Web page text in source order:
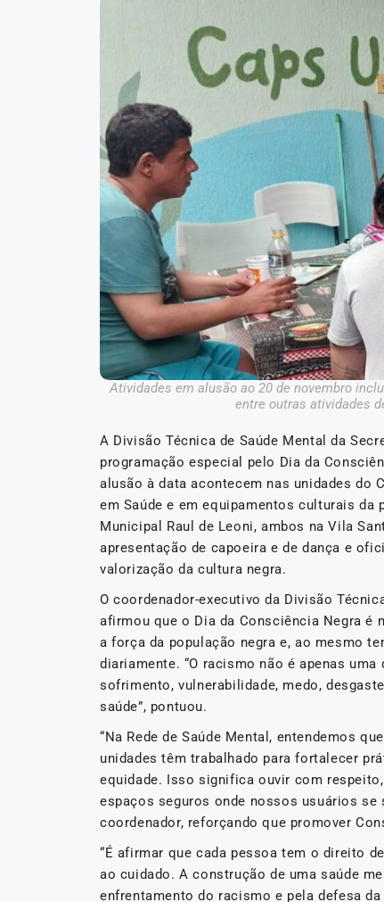
Atividades em alusão ao 20 de novembro
entre outras atividades
A Divisão Técnica de Saúde Mental da
programação especial pelo Dia da
alusão à data acontecem nas unidades do
em Saúde e em equipamentos culturais
Municipal Raul de Leoni, ambos na Vila
apresentação de capoeira e de dança e
valorização da cultura negra.
O coordenador-executivo da Divisão
afirmou que o Dia da Consciência Negra é
a força da população negra e, ao mesmo
diariamente. “O racismo não é apenas
sofrimento, vulnerabilidade, medo,
saúde”, pontuou.
“Na Rede de Saúde Mental, entendemos
unidades têm trabalhado para fortalecer
equidade. Isso significa ouvir com
espaços seguros onde nossos usuários
coordenador, reforçando que promover
“É afirmar que cada pessoa tem o direito
ao cuidado. A construção de uma saúde
enfrentamento do racismo e pela defesa